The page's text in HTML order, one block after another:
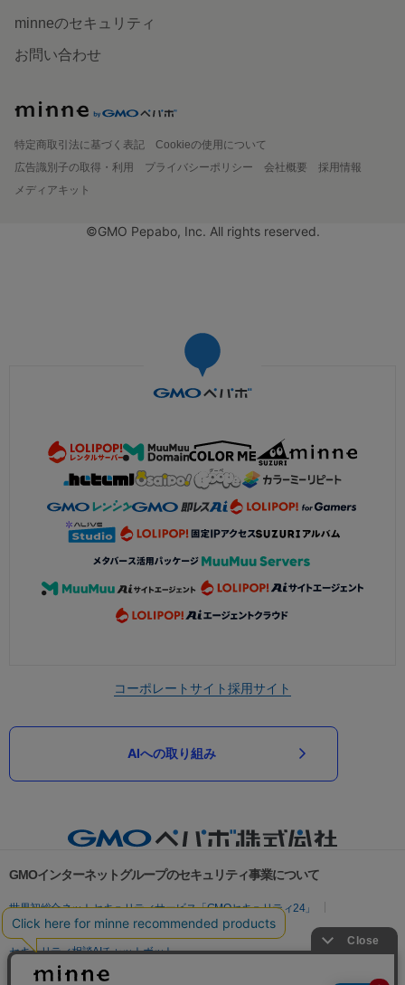
minneのセキュリティ
お問い合わせ
特定商取引法に基づく表記
Cookieの使用について
広告識別子の取得・利用
プライバシーポリシー 会社概要
採用情報
メディアキット
©GMO Pepabo, Inc. All rights reserved.
コーポレートサイト採用サイト
AIへの取り組み
GMOインターネットグループのセキュリティ事業について
世界初総合ネットセキュリティサービス「GMOセキュリティ24」
パスワード漏洩診断
Webサイトリスク診断
セキュリティ相談AIチャットボット
実在証明・盗聴対策